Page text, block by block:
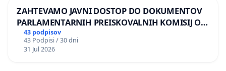
ZAHTEVAMO JAVNI DOSTOP DO DOKUMENTOV
PARLAMENTARNIH PREISKOVALNIH KOMISIJ O
ILEGALNI TRGOVINI Z OROŽJEM
43 podpisov
43 Podpisi / 30 dni
31 Jul 2026